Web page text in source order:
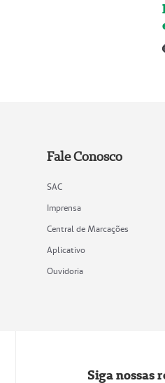
Fale Conosco
SAC
Imprensa
Central de Marcações
Aplicativo
Ouvidoria
Siga nossas